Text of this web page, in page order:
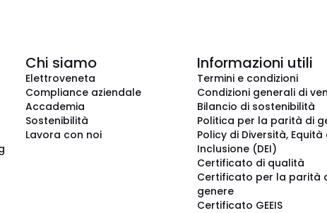
Chi siamo
Elettroveneta
Compliance aziendale
Accademia
Sostenibilità
Lavora con noi
Informazioni utili
Termini e condizioni
Condizioni generali di
Bilancio di sostenibilità
Politica per la parità di
Policy di Diversità, Equità
Inclusione (DEI)
Certificato di qualità
Certificato per la parità
genere
Certificato GEEIS